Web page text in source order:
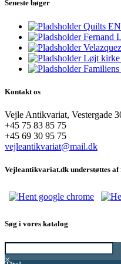
Seneste bøger
Quilts
Fernand
Løjt kirke
Kontakt os
Vejle Antikvariat, Vestergade
+45 75 83 85 75
+45 69 30 95 75
vejleantikvariat@mail.dk
Vejleantikvariat.dk understøttes af
Søg i vores katalog
×